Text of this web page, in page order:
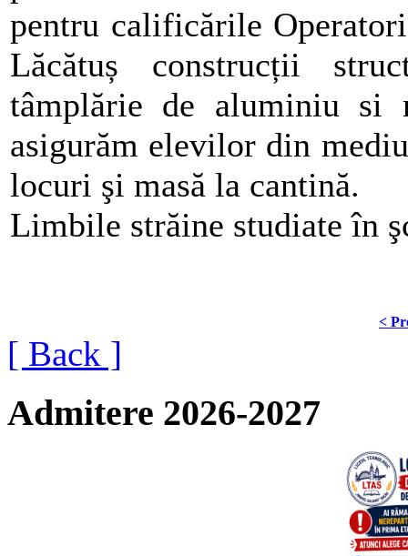
pentru calificările
Lăcătuș construcții
tâmplărie de aluminiu si
asigurăm elevilor din
locuri şi masă la cantină.
Limbile străine studiate în
<
[ Back ]
Admitere 2026-2027